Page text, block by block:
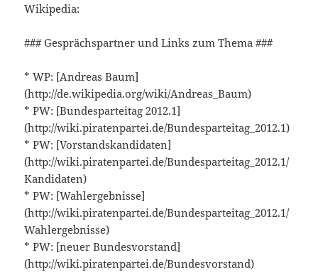
Wikipedia:
### Gesprächspartner und Links zum Thema ###
* WP: [Andreas Baum]
(http://de.wikipedia.org/wiki/Andreas_Baum)
* PW: [Bundesparteitag 2012.1]
(http://wiki.piratenpartei.de/Bundesparteitag_2012.1)
* PW: [Vorstandskandidaten]
(http://wiki.piratenpartei.de/Bundesparteitag_2012.1/
Kandidaten)
* PW: [Wahlergebnisse]
(http://wiki.piratenpartei.de/Bundesparteitag_2012.1/
Wahlergebnisse)
* PW: [neuer Bundesvorstand]
(http://wiki.piratenpartei.de/Bundesvorstand)